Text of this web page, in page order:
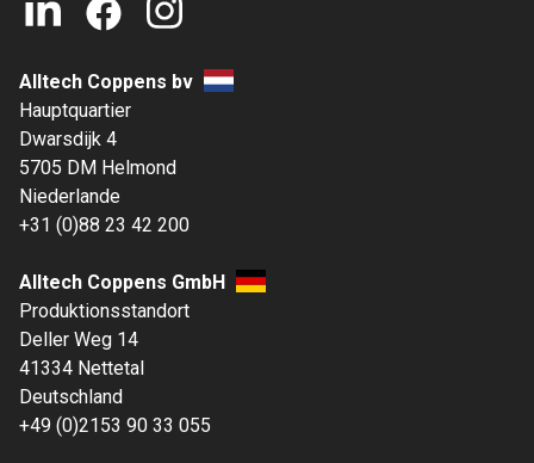
Alltech Coppens bv
Hauptquartier
Dwarsdijk 4
5705 DM Helmond
Niederlande
+31 (0)88 23 42 200
Alltech Coppens GmbH
Produktionsstandort
Deller Weg 14
41334 Nettetal
Deutschland
+49 (0)2153 90 33 055